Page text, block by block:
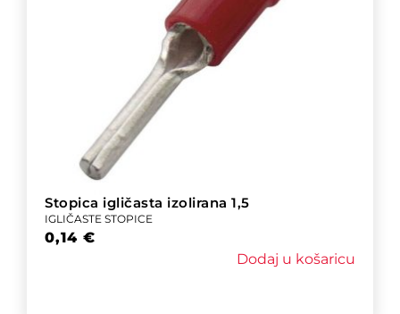
Stopica igličasta izolirana 1,5
IGLIČASTE STOPICE
0,14 €
Dodaj u košaricu